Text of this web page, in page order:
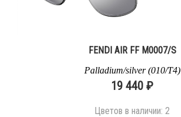
FENDI AIR FF M0007/S
Palladium/silver (010/T4)
19 440 ₽
Цветов в наличии: 2